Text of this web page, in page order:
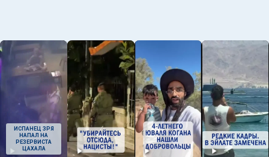
ИСПАНЕЦ ЗРЯ
НАПАЛ НА
РЕЗЕРВИСТА
ЦАХАЛА